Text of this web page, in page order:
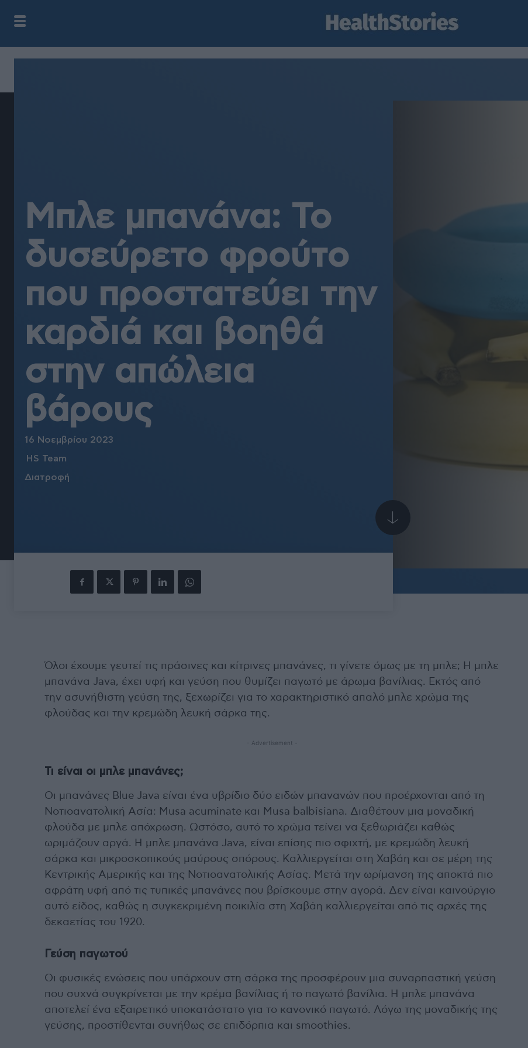
Μπλε μπανάνα: Το
δυσεύρετο φρούτο
που προστατεύει την
καρδιά και βοηθά
στην απώλεια
βάρους
16 Νοεμβρίου 2023
HS Team
Διατροφή
Όλοι έχουμε γευτεί τις πράσινες και κίτρινες μπανάνες, τι γίνετε όμως με τη μπλε; Η μπλε
μπανάνα Java, έχει υφή και γεύση που θυμίζει παγωτό με άρωμα βανίλιας. Εκτός από
την ασυνήθιστη γεύση της, ξεχωρίζει για το χαρακτηριστικό απαλό μπλε χρώμα της
φλούδας και την κρεμώδη λευκή σάρκα της.
- Advertisement -
Τι είναι οι μπλε μπανάνες;
Οι μπανάνες Blue Java είναι ένα υβρίδιο δύο ειδών μπανανών που προέρχονται από τη
Νοτιοανατολική Ασία: Musa acuminate και Musa balbisiana. Διαθέτουν μια μοναδική
φλούδα με μπλε απόχρωση. Ωστόσο, αυτό το χρώμα τείνει να ξεθωριάζει καθώς
ωριμάζουν αργά. Η μπλε μπανάνα Java, είναι επίσης πιο σφιχτή, με κρεμώδη λευκή
σάρκα και μικροσκοπικούς μαύρους σπόρους. Καλλιεργείται στη Χαβάη και σε μέρη της
Κεντρικής Αμερικής και της Νοτιοανατολικής Ασίας. Μετά την ωρίμανση της αποκτά πιο
αφράτη υφή από τις τυπικές μπανάνες που βρίσκουμε στην αγορά. Δεν είναι καινούργιο
αυτό είδος, καθώς η συγκεκριμένη ποικιλία στη Χαβάη καλλιεργείται από τις αρχές της
δεκαετίας του 1920.
Γεύση παγωτού
Οι φυσικές ενώσεις που υπάρχουν στη σάρκα της προσφέρουν μια συναρπαστική γεύση
που συχνά συγκρίνεται με την κρέμα βανίλιας ή το παγωτό βανίλια. Η μπλε μπανάνα
αποτελεί ένα εξαιρετικό υποκατάστατο για το κανονικό παγωτό. Λόγω της μοναδικής της
γεύσης, προστίθενται συνήθως σε επιδόρπια και smoothies.